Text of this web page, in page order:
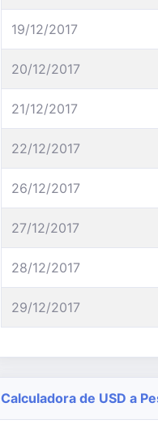
19/12/2017
20/12/2017
21/12/2017
22/12/2017
26/12/2017
27/12/2017
28/12/2017
29/12/2017
Calculadora de USD a